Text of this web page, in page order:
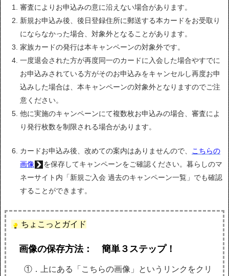
審査によりお申込みの意に沿えない場合があります。
新規お申込み後、後日登録住所に郵送する本カードをお受取り
にならなかった場合、対象外となることがあります。
家族カードの発行は本キャンペーンの対象外です。
一度退会された方が再度同一のカードに入会した場合やすでに
お申込みされている方がそのお申込みをキャンセルし再度お申
込みした場合は、本キャンペーンの対象外となりますのでご注
意ください。
他に実施のキャンペーンにて複数枚お申込みの場合、審査によ
り発行枚数を制限される場合があります。
カードお申込み後、改めての案内はありませんので、
こちらの
画像
を保存してキャンペーンをご確認ください。暮らしのマ
ネーサイト内「新規ご入会 過去のキャンペーン一覧」でも確認
することができます。
ちょこっとガイド
画像の保存方法： 簡単３ステップ！
①．上にある「こちらの画像」というリンクをクリ